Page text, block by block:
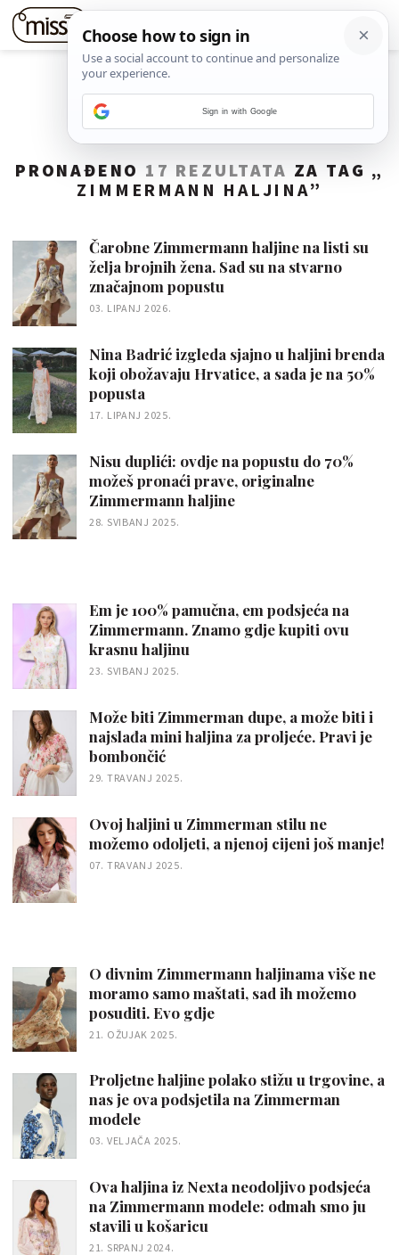
PRONAĐENO 17 REZULTATA ZA TAG „
ZIMMERMANN HALJINA”
Čarobne Zimmermann haljine na listi su
želja brojnih žena. Sad su na stvarno
značajnom popustu
03. LIPANJ 2026.
Nina Badrić izgleda sjajno u haljini brenda
koji obožavaju Hrvatice, a sada je na 50%
popusta
17. LIPANJ 2025.
Nisu duplići: ovdje na popustu do 70%
možeš pronaći prave, originalne
Zimmermann haljine
28. SVIBANJ 2025.
Em je 100% pamučna, em podsjeća na
Zimmermann. Znamo gdje kupiti ovu
krasnu haljinu
23. SVIBANJ 2025.
Može biti Zimmerman dupe, a može biti i
najslađa mini haljina za proljeće. Pravi je
bombončić
29. TRAVANJ 2025.
Ovoj haljini u Zimmerman stilu ne
možemo odoljeti, a njenoj cijeni još manje!
07. TRAVANJ 2025.
O divnim Zimmermann haljinama više ne
moramo samo maštati, sad ih možemo
posuditi. Evo gdje
21. OŽUJAK 2025.
Proljetne haljine polako stižu u trgovine, a
nas je ova podsjetila na Zimmerman
modele
03. VELJAČA 2025.
Ova haljina iz Nexta neodoljivo podsjeća
na Zimmermann modele: odmah smo ju
stavili u košaricu
21. SRPANJ 2024.
Sign in with Google